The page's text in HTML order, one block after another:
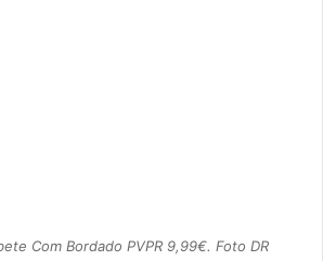
Com Bordado PVPR 9,99€. Foto DR